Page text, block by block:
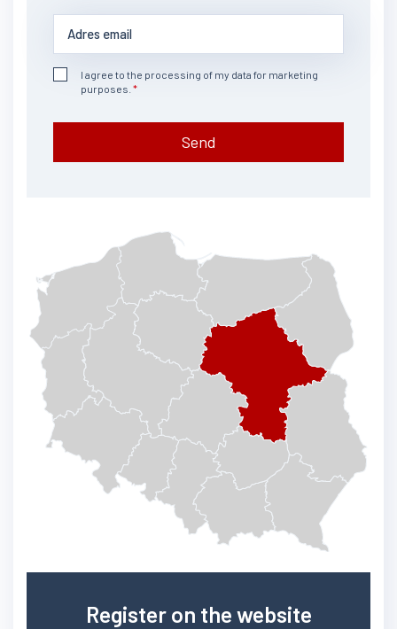
I agree to the processing of my data for marketing
purposes.
Send
Register on the website